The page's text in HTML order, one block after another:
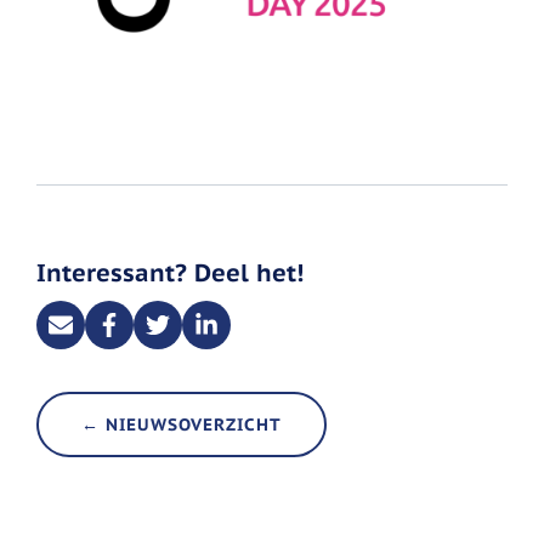
Interessant? Deel het!
← NIEUWSOVERZICHT